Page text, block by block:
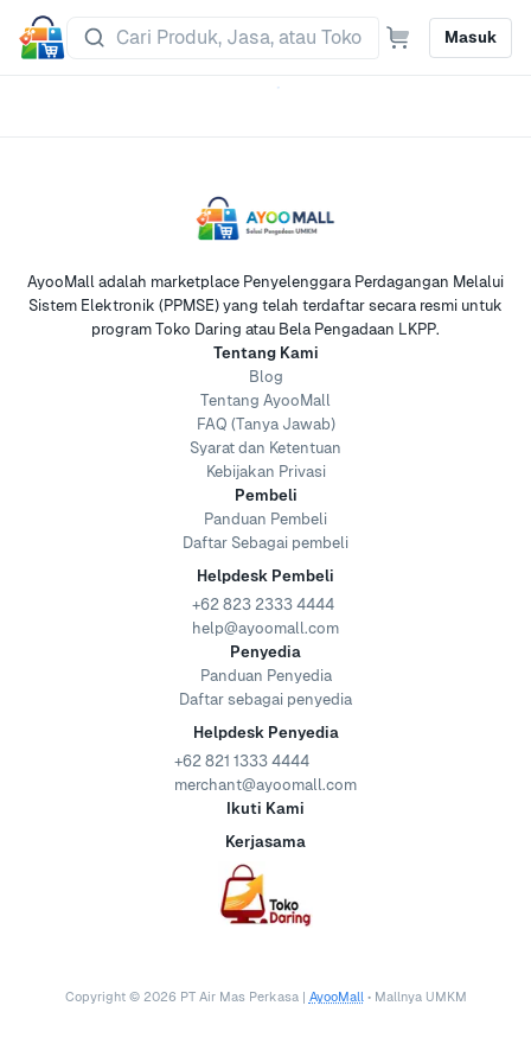
Masuk
AyooMall adalah marketplace Penyelenggara Perdagangan Melalui
Sistem Elektronik (PPMSE) yang telah terdaftar secara resmi untuk
program Toko Daring atau Bela Pengadaan LKPP.
Tentang Kami
Blog
Tentang AyooMall
FAQ (Tanya Jawab)
Syarat dan Ketentuan
Kebijakan Privasi
Pembeli
Panduan Pembeli
Daftar Sebagai pembeli
Helpdesk Pembeli
+62 823 2333 4444
help@ayoomall.com
Penyedia
Panduan Penyedia
Daftar sebagai penyedia
Helpdesk Penyedia
+62 821 1333 4444
merchant@ayoomall.com
Ikuti Kami
Kerjasama
Copyright © 2026 PT Air Mas Perkasa | AyooMall • Mallnya UMKM